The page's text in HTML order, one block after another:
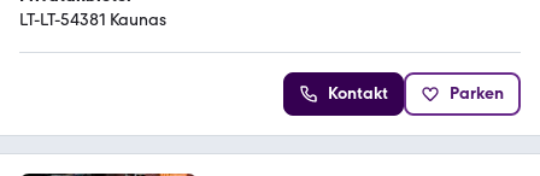
LT-LT-54381 Kaunas
Kontakt Parken